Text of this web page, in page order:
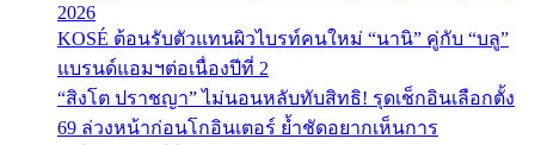
2026
KOSÉ ต้อนรับตัวแทนผิวไบรท์คนใหม่ “นานิ” คู่กับ “บลู”
แบรนด์แอมฯต่อเนื่องปีที่ 2
“สิงโต ปราชญา” ไม่นอนหลับทับสิทธิ! รุดเช็กอินเลือกตั้ง
69 ล่วงหน้าก่อนโกอินเตอร์ ย้ำชัดอยากเห็นการ